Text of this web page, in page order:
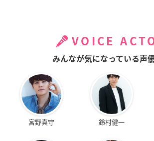
VOICE
みんなが気になっている声
宮野真守 鈴村健一